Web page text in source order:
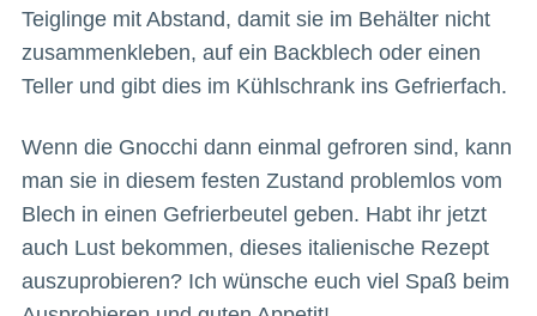
Teiglinge mit Abstand, damit sie im Behälter nicht
zusammenkleben, auf ein Backblech oder einen
Teller und gibt dies im Kühlschrank ins Gefrierfach.
Wenn die Gnocchi dann einmal gefroren sind, kann
man sie in diesem festen Zustand problemlos vom
Blech in einen Gefrierbeutel geben. Habt ihr jetzt
auch Lust bekommen, dieses italienische Rezept
auszuprobieren? Ich wünsche euch viel Spaß beim